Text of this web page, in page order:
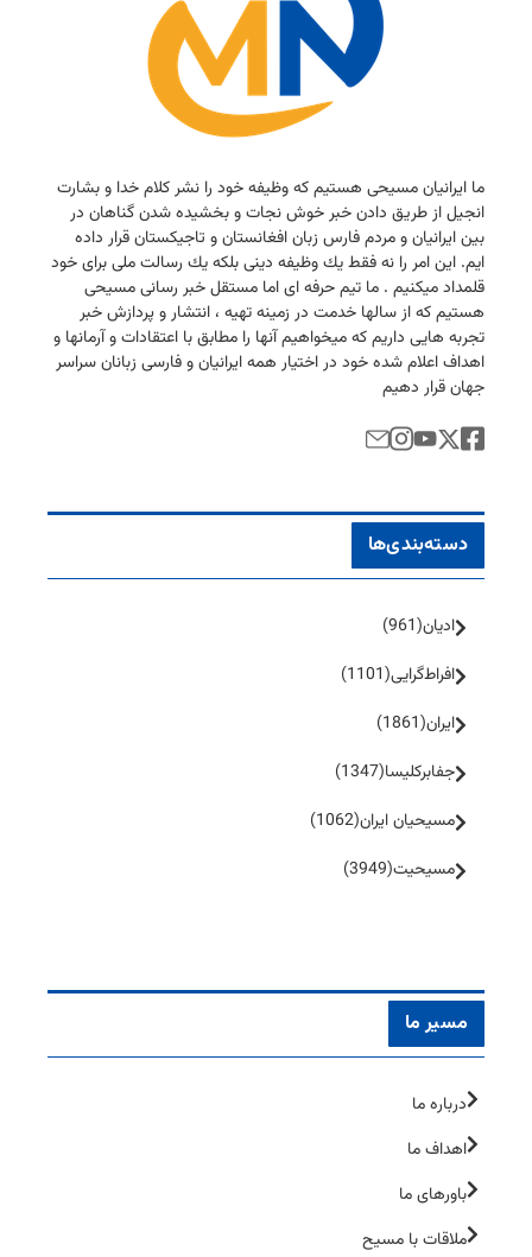
ما ایرانیان مسیحی هستیم كه وظیفه خود را نشر كلام خدا و بشارت
انجیل از طریق دادن خبر خوش نجات و بخشیده شدن گناهان در
بین ایرانیان و مردم فارس زبان افغانستان و تاجیكستان قرار داده
ایم. این امر را نه فقط یك وظیفه دینی بلكه یك رسالت ملی برای خود
قلمداد میكنیم . ما تیم حرفه ای اما مستقل خبر رسانی مسیحی
هستیم كه از سالها خدمت در زمینه تهیه ، انتشار و پردازش خبر
تجربه هایی داریم كه میخواهیم آنها را مطابق با اعتقادات و آرمانها و
اهداف اعلام شده خود در اختیار همه ایرانیان و فارسی زبانان سراسر
جهان قرار دهیم
دسته‌بندی‌ها
ادیان(961)
افراط‌گرایی(1101)
ایران(1861)
جفا‌بر‌کلیسا(1347)
مسیحیان ایران(1062)
مسیحیت(3949)
مسیر ما
درباره ما
اهداف ما
باورهای ما
ملاقات با مسیح